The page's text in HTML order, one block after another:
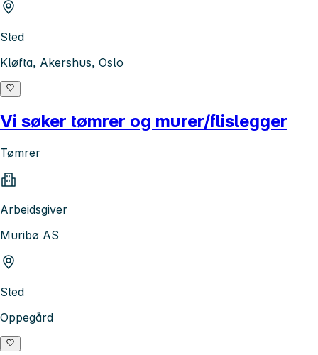
Sted
Kløfta, Akershus, Oslo
Vi søker tømrer og murer/flislegger
Tømrer
Arbeidsgiver
Muribø AS
Sted
Oppegård